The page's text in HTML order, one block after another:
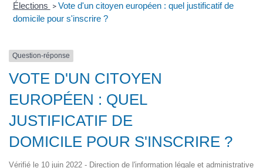
Élections > Vote d'un citoyen européen : quel justificatif de
domicile pour s'inscrire ?
Question-réponse
VOTE D'UN CITOYEN
EUROPÉEN : QUEL
JUSTIFICATIF DE
DOMICILE POUR S'INSCRIRE ?
Vérifié le 10 juin 2022 - Direction de l'information légale et administrative